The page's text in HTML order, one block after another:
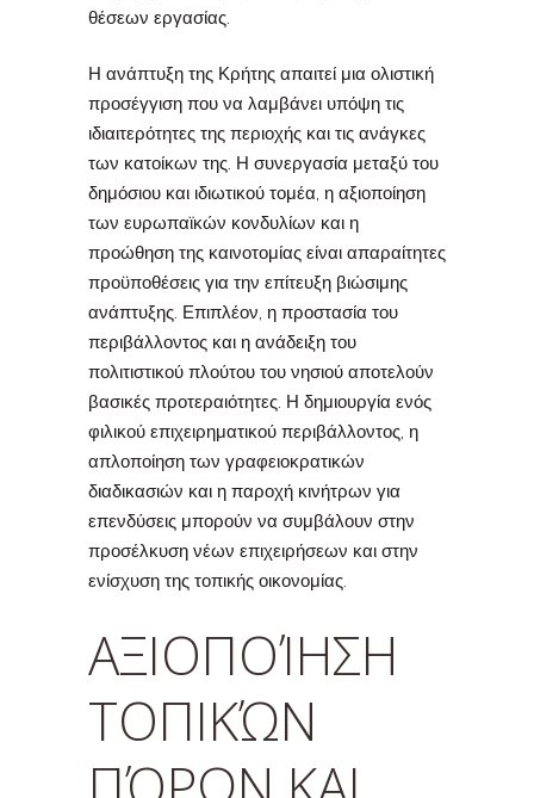
θέσεων εργασίας.
Η ανάπτυξη της Κρήτης απαιτεί μια ολιστική
προσέγγιση που να λαμβάνει υπόψη τις
ιδιαιτερότητες της περιοχής και τις ανάγκες
των κατοίκων της. Η συνεργασία μεταξύ του
δημόσιου και ιδιωτικού τομέα, η αξιοποίηση
των ευρωπαϊκών κονδυλίων και η
προώθηση της καινοτομίας είναι απαραίτητες
προϋποθέσεις για την επίτευξη βιώσιμης
ανάπτυξης. Επιπλέον, η προστασία του
περιβάλλοντος και η ανάδειξη του
πολιτιστικού πλούτου του νησιού αποτελούν
βασικές προτεραιότητες. Η δημιουργία ενός
φιλικού επιχειρηματικού περιβάλλοντος, η
απλοποίηση των γραφειοκρατικών
διαδικασιών και η παροχή κινήτρων για
επενδύσεις μπορούν να συμβάλουν στην
προσέλκυση νέων επιχειρήσεων και στην
ενίσχυση της τοπικής οικονομίας.
ΑΞΙΟΠΟΊΗΣΗ
ΤΟΠΙΚΏΝ